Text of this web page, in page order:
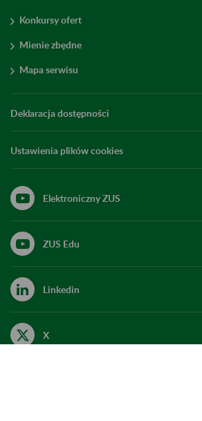
Konkursy ofert
Mienie zbędne
Mapa serwisu
Deklaracja dostępności
Ustawienia plików cookies
Elektroniczny ZUS
ZUS Edu
Linkedin
X